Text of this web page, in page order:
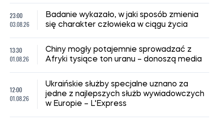
23:00
03.08.26
Badanie wykazało, w jaki sposób zmienia
się charakter człowieka w ciągu życia
13:30
01.08.26
Chiny mogły potajemnie sprowadzać z
Afryki tysiące ton uranu – donoszą media
12:00
01.08.26
Ukraińskie służby specjalne uznano za
jedne z najlepszych służb wywiadowczych
w Europie – L'Express